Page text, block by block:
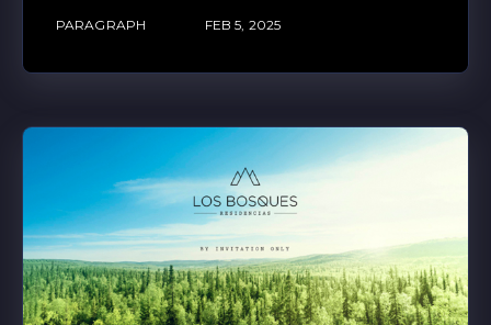
PARAGRAPH FEB 5, 2025